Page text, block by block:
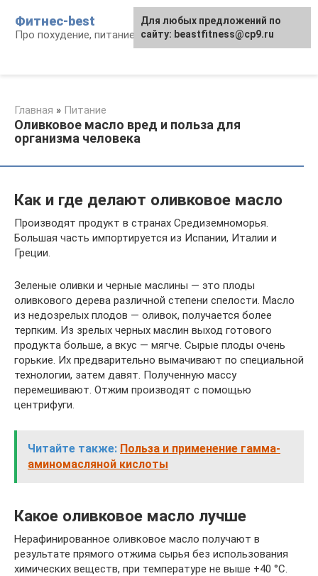
контенту
Фитнес-best
Про похудение, питание и фитнес
Главная » Питание
Оливковое масло вред и польза для
организма человека
Как и где делают оливковое масло
Производят продукт в странах Средиземноморья.
Большая часть импортируется из Испании, Италии и
Греции.
Зеленые оливки и черные маслины — это плоды
оливкового дерева различной степени спелости. Масло
из недозрелых плодов — оливок, получается более
терпким. Из зрелых черных маслин выход готового
продукта больше, а вкус — мягче. Сырые плоды очень
горькие. Их предварительно вымачивают по специальной
технологии, затем давят. Полученную массу
перемешивают. Отжим производят с помощью
центрифуги.
Читайте также: Польза и применение гамма-
аминомасляной кислоты
Какое оливковое масло лучше
Нерафинированное оливковое масло получают в
результате прямого отжима сырья без использования
химических веществ, при температуре не выше +40 °С.
Для любых предложений по
сайту: beastfitness@cp9.ru